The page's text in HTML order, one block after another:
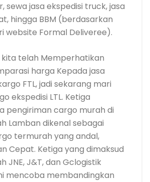
sewa jasa ekspedisi truck, jasa
hingga BBM (berdasarkan
website Formal Deliveree).
telah Memperhatikan
harga Kepada jasa
FTL, jadi sekarang mari
ekspedisi LTL. Ketiga
pengiriman cargo murah di
Lamban dikenal sebagai
termurah yang andal,
Cepat. Ketiga yang dimaksud
JNE, J&T, dan Gclogistik
mencoba membandingkan